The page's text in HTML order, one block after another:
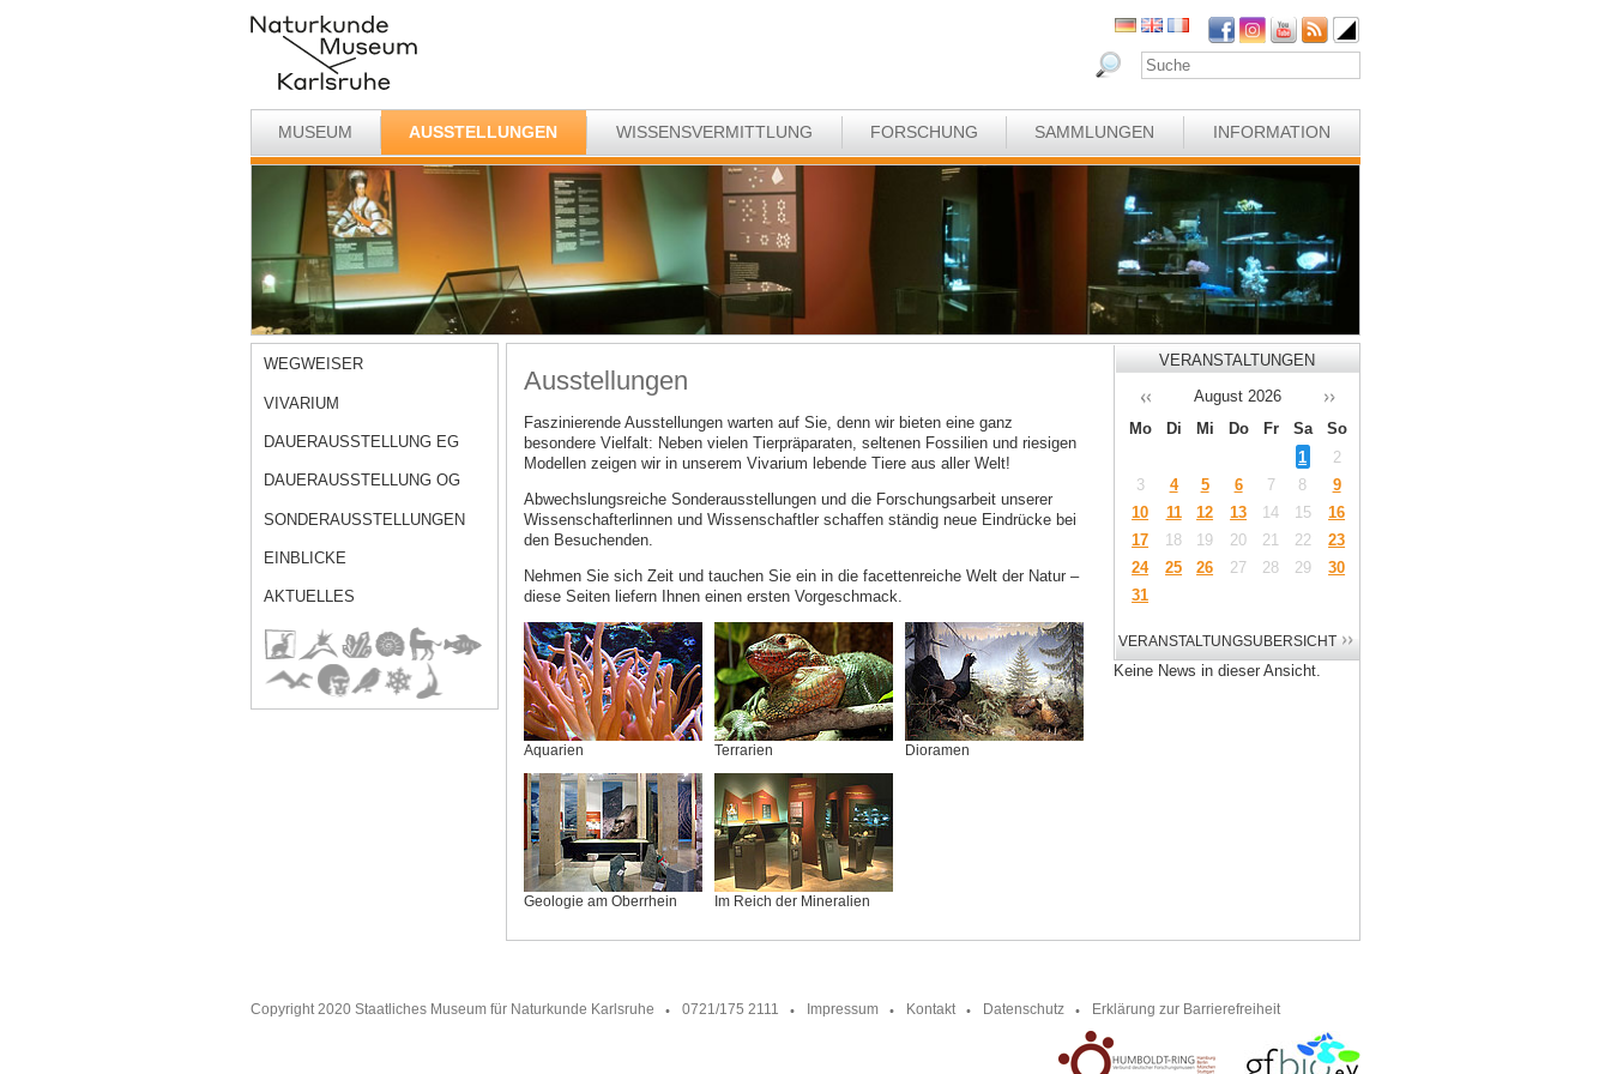
MUSEUM AUSSTELLUNGEN WISSENSVERMITTLUNG FORSCHUNG SAMMLUNGEN INFORMATION
WEGWEISER
VIVARIUM
DAUERAUSSTELLUNG EG
DAUERAUSSTELLUNG OG
SONDERAUSSTELLUNGEN
EINBLICKE
AKTUELLES
Ausstellungen
Faszinierende Ausstellungen warten auf Sie, denn wir bieten eine ganz
besondere Vielfalt: Neben vielen Tierpräparaten, seltenen Fossilien und riesigen
Modellen zeigen wir in unserem Vivarium lebende Tiere aus aller Welt!
Abwechslungsreiche Sonderausstellungen und die Forschungsarbeit unserer
Wissenschafterlinnen und Wissenschaftler schaffen ständig neue Eindrücke bei
den Besuchenden.
Nehmen Sie sich Zeit und tauchen Sie ein in die facettenreiche Welt der Natur –
diese Seiten liefern Ihnen einen ersten Vorgeschmack.
Aquarien Terrarien Dioramen
Geologie am Oberrhein Im Reich der Mineralien
VERANSTALTUNGEN
August 2026
Mo
Di Mi Do Fr Sa
So
1
2
3
4 5 6 7 8
9
10
11 12 13 14 15
16
17
18 19 20 21 22
23
24
25 26 27 28 29
30
31
Keine News in dieser Ansicht.
Copyright 2020 Staatliches Museum für Naturkunde Karlsruhe 0721/175 2111 Impressum Kontakt Datenschutz Erklärung zur Barrierefreiheit